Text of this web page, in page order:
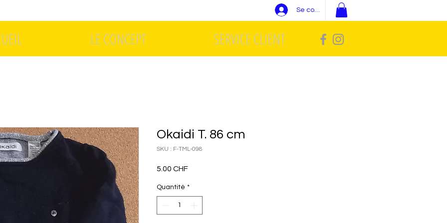
Se connecter
LE CONCEPT SERVICE CLIENT
Okaidi T. 86 cm
SKU : F-TML-098
5.00 CHFPrix
Quantité *